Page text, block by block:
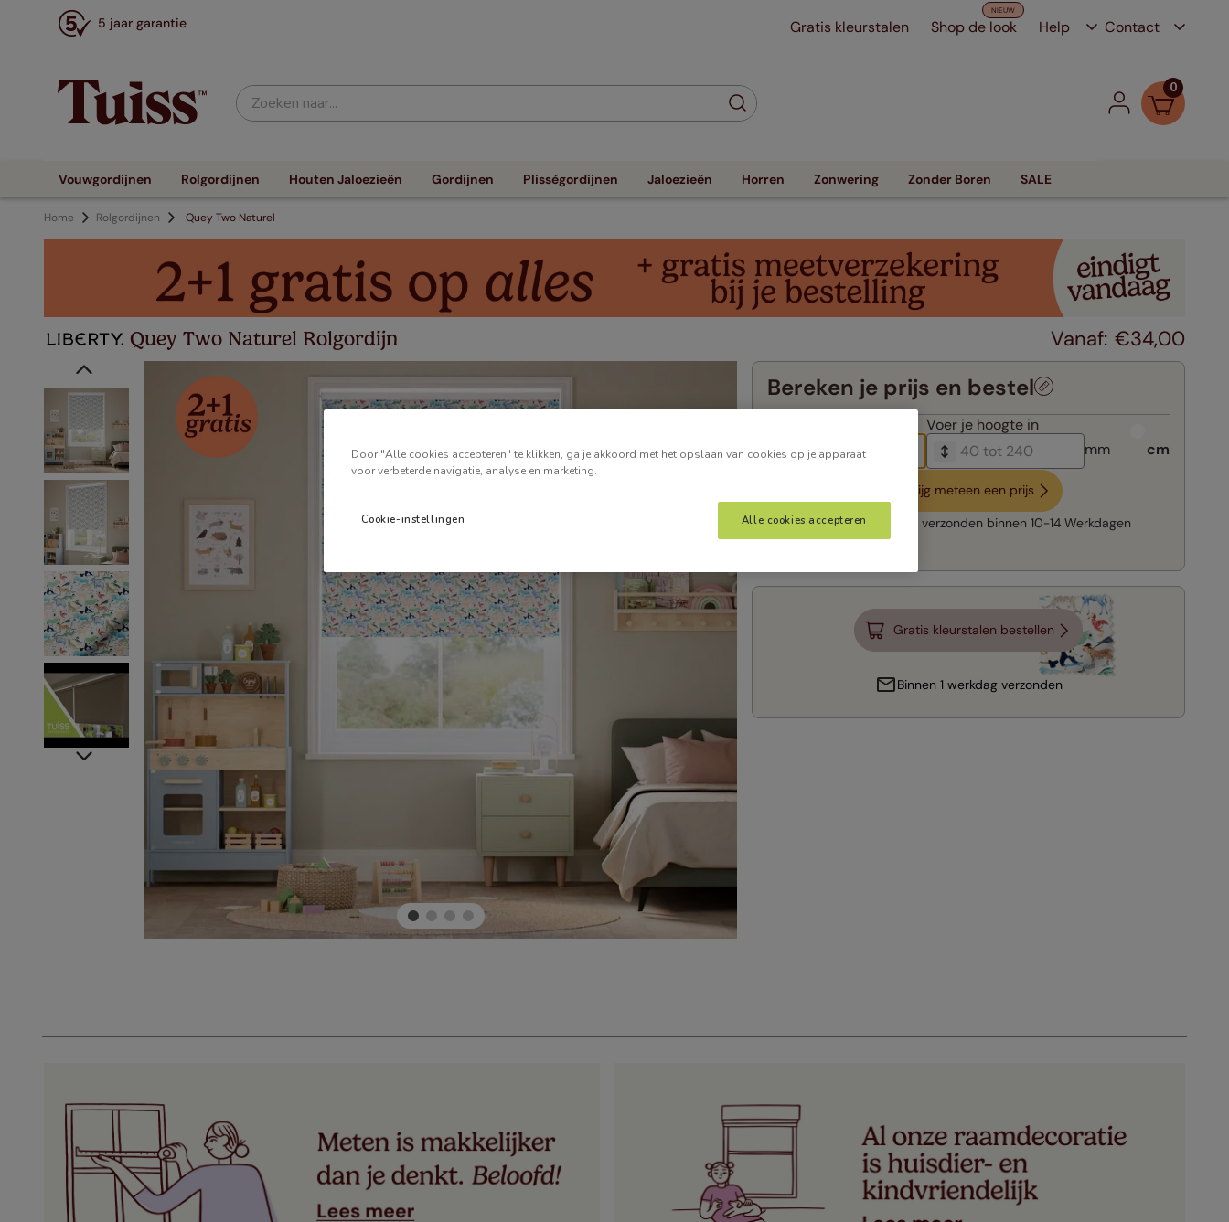
5 jaar garantie Gratis kleurstalen Shop de look Help Contact
Zoeken naar... 0
Vouwgordijnen Rolgordijnen Houten Jaloezieën Gordijnen Plisségordijnen Jaloezieën Horren Zonwering Zonder Boren SALE
Home Rolgordijnen Quey Two Naturel
Quey Two Naturel Rolgordijn €34,00
Bereken je prijs en bestel
Voer je hoogte in
mm
cm
Krijg meteen een prijs
Snelle levering:
verzonden binnen 10-14 Werkdagen
Gratis kleurstalen bestellen
Binnen 1 werkdag verzonden
Door "Alle cookies accepteren" te klikken, ga je akkoord met het opslaan van cookies op je apparaat
voor verbeterde navigatie, analyse en marketing.
Cookie-instellingen Alle cookies accepteren